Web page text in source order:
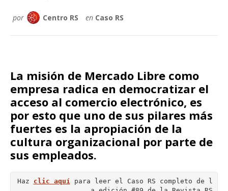
por Centro RS en Caso RS
La misión de Mercado Libre como
empresa radica en democratizar el
acceso al comercio electrónico, es
por esto que uno de sus pilares más
fuertes es la apropiación de la
cultura organizacional por parte de
sus empleados.
Haz clic aquí
para leer el Caso RS completo de l